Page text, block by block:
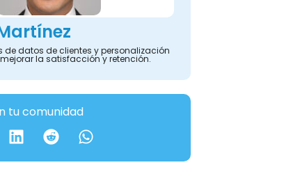
de datos de clientes y personalización
la satisfacción y retención.
tu comunidad